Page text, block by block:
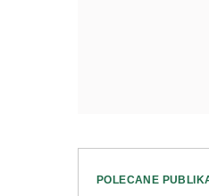
POLECANE